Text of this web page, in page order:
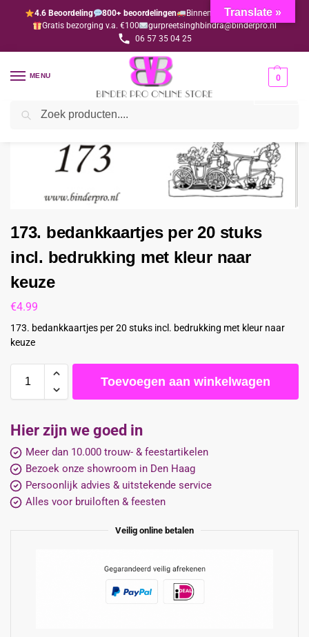
4.6 Beoordeling 800+ beoordelingen
Binnen 1-3 dagen geleverd
Gratis bezorging v.a. €100
gurpreetsinghbindra@binderpro.nl
06 57 35 04 25
MENU 0
Home Bedankjesafdeling
173. bedankkaartjes per 20 stuks
incl. bedrukking met kleur naar
keuze
€4.99
173. bedankkaartjes per 20 stuks incl. bedrukking met kleur naar
keuze
Toevoegen aan winkelwagen
Hier zijn we goed in
Meer dan 10.000 trouw- & feestartikelen
Bezoek onze showroom in Den Haag
Persoonlijk advies & uitstekende service
Alles voor bruiloften & feesten
Veilig online betalen
Translate »